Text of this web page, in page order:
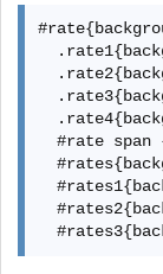
#rate span